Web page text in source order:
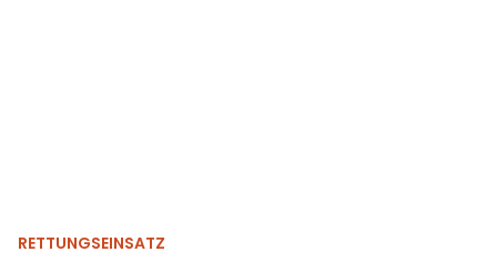
RETTUNGSEINSATZ